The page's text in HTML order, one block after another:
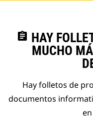
assignment HAY
MUCHO
Hay folletos de
documentos